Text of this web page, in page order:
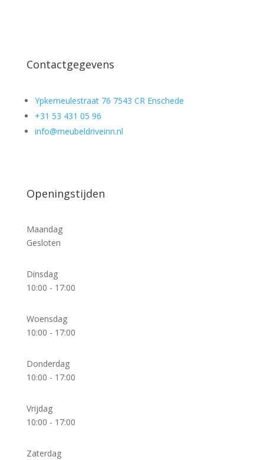
Contactgegevens
Ypkemeulestraat 76 7543 CR Enschede
+31 53 431 05 96
info@meubeldriveinn.nl
Openingstijden
Maandag
Gesloten
Dinsdag
10:00 - 17:00
Woensdag
10:00 - 17:00
Donderdag
10:00 - 17:00
Vrijdag
10:00 - 17:00
Zaterdag